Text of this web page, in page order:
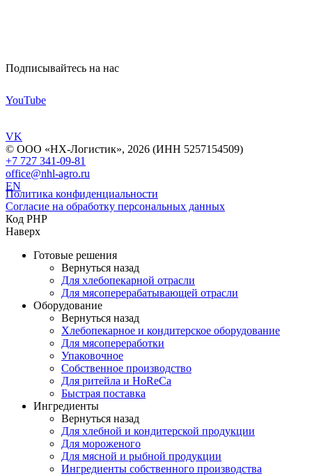
Подписывайтесь на нас
YouTube
VK
© ООО «НХ-Логистик», 2026 (ИНН 5257154509)
+7 727 341-09-81
office@nhl-agro.ru
EN
Политика конфиденциальности
Согласие на обработку персональных данных
Код PHP
Наверх
Готовые решения
Вернуться назад
Для хлебопекарной отрасли
Для мясоперерабатывающей отрасли
Оборудование
Вернуться назад
Хлебопекарное и кондитерское оборудование
Для мясопереработки
Упаковочное
Собственное производство
Для ритейла и HoReCa
Быстрая поставка
Ингредиенты
Вернуться назад
Для хлебной и кондитерской продукции
Для мороженого
Для мясной и рыбной продукции
Ингредиенты собственного производства